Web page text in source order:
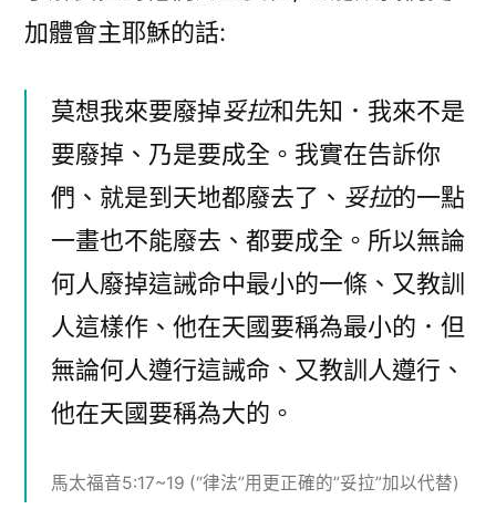
加體會主耶穌的話:
莫想我來要廢掉妥拉和先知．我來不是
要廢掉、乃是要成全。我實在告訴你
們、就是到天地都廢去了、 妥拉的一點
一畫也不能廢去、都要成全。所以無論
何人廢掉這誡命中最小的一條、又教訓
人這樣作、他在天國要稱為最小的．但
無論何人遵行這誡命、又教訓人遵行、
他在天國要稱為大的。
馬太福音5:17~19 (“律法”用更正確的”妥拉”加以代替)